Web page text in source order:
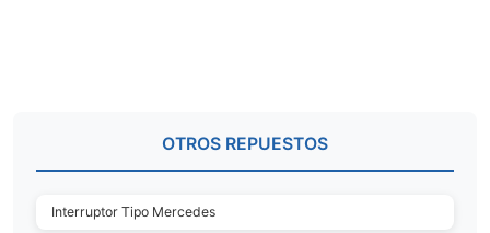
OTROS REPUESTOS
Interruptor Tipo Mercedes